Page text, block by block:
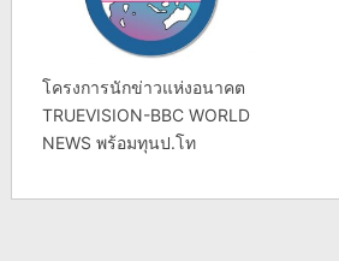
โครงการนักข่าวแห่งอนาคต
TRUEVISION-BBC WORLD
NEWS พร้อมทุนป.โท